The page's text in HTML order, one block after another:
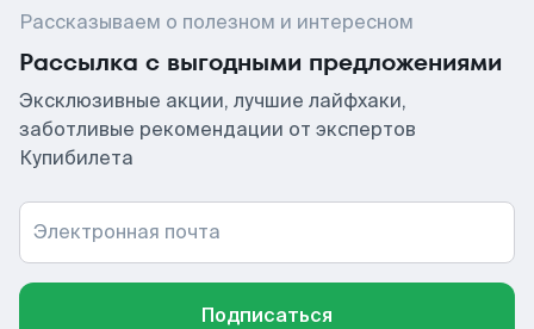
Рассказываем о полезном и интересном
Рассылка с выгодными предложениями
Эксклюзивные акции, лучшие лайфхаки,
заботливые рекомендации от экспертов
Купибилета
Электронная почта
Подписаться